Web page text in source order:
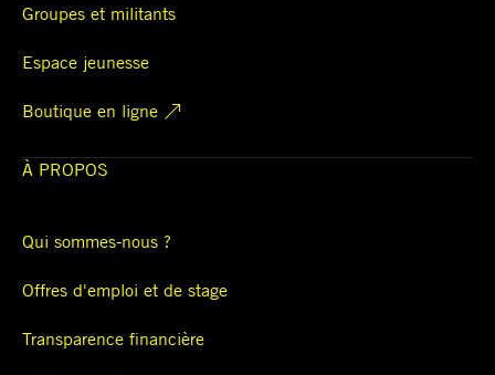
Groupes et militants
Espace jeunesse
Boutique en ligne
À PROPOS
Qui sommes-nous ?
Offres d'emploi et de stage
Transparence financière